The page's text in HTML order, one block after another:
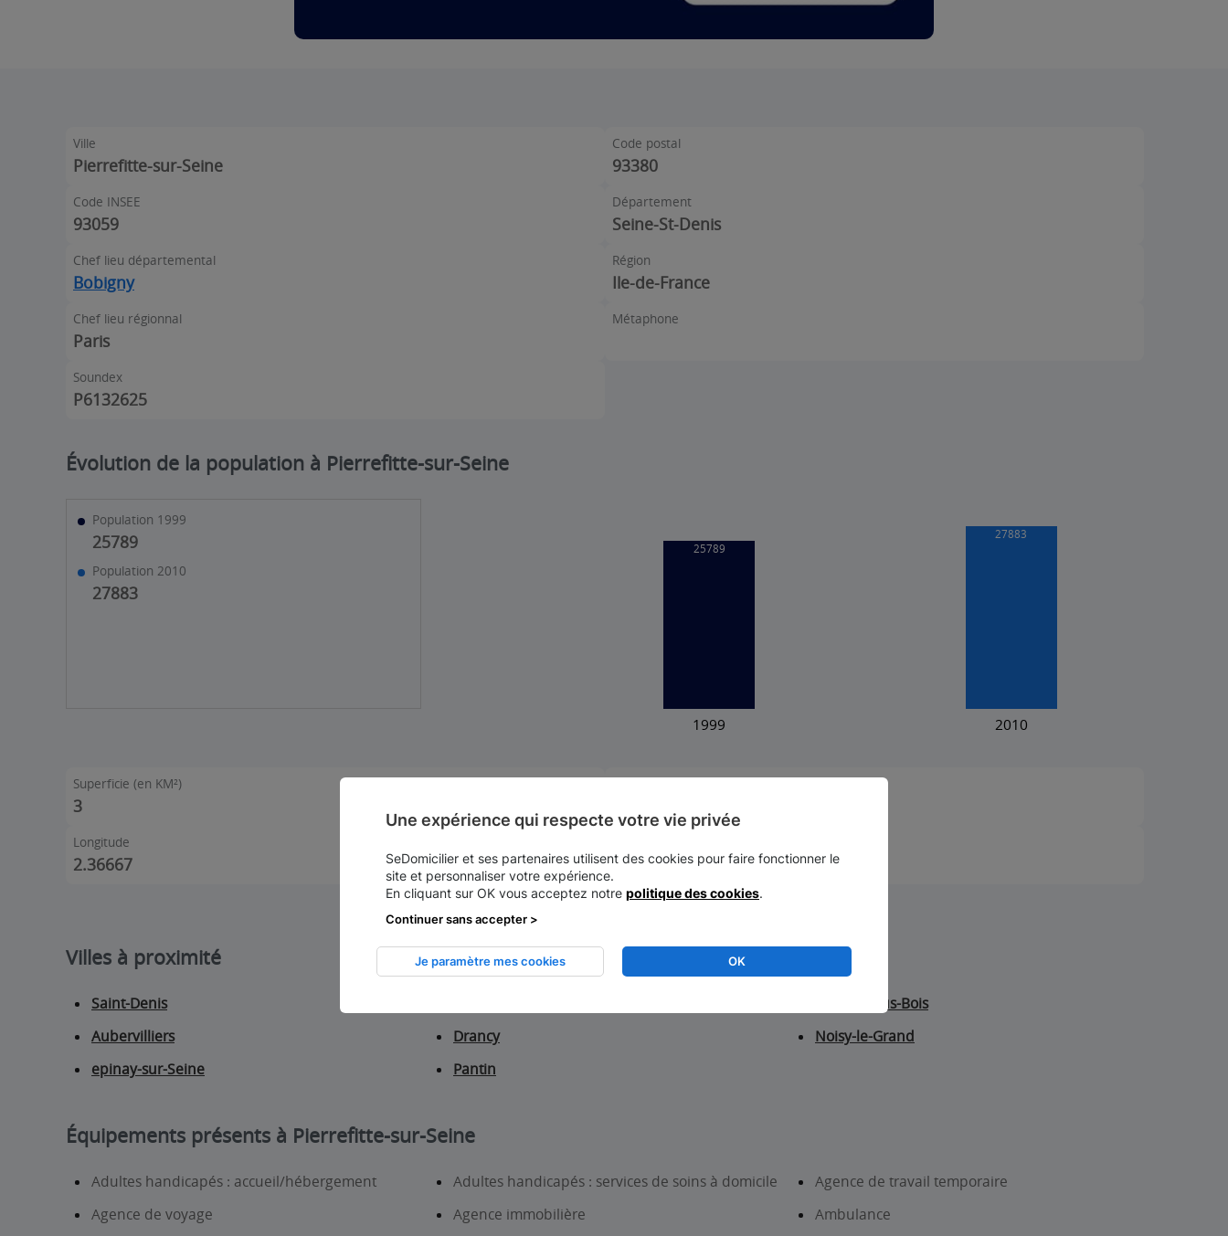
Ville
Pierrefitte-sur-Seine
Code postal
93380
Code INSEE
93059
Département
Seine-St-Denis
Chef lieu départemental
Bobigny
Région
Ile-de-France
Chef lieu régionnal
Paris
Métaphone
Soundex
P6132625
Évolution de la population à Pierrefitte-sur-Seine
Population 1999
25789
Population 2010
27883
Superficie (en KM²)
3
Longitude
2.36667 48.9667
Villes à proximité
Saint-Denis
Aulnay-sous-Bois
Aubervilliers
Drancy
Noisy-le-Grand
epinay-sur-Seine
Pantin
Équipements présents à Pierrefitte-sur-Seine
Adultes handicapés : accueil/hébergement Adultes handicapés : services de soins à domicile
Agence de travail temporaire
Agence de voyage
Agence immobilière
Ambulance
Une expérience qui respecte votre vie privée
SeDomicilier et ses partenaires utilisent des cookies pour faire fonctionner le
site et personnaliser votre expérience.
En cliquant sur OK vous acceptez notre politique des cookies.
OK
Je paramètre mes cookies
Continuer sans accepter >